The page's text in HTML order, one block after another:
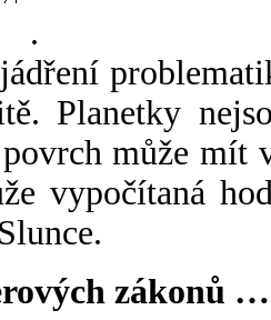
.
Planetky
může mít
vypočítaná
zákonů …